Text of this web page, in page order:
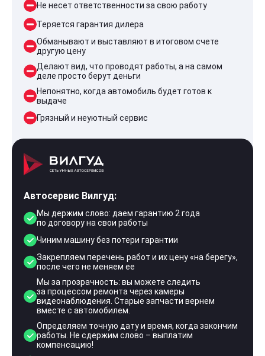
Не несет ответственности за свою работу
Теряется гарантия дилера
Обманывают и выставляют в итоговом счете
другую цену
Делают вид, что проводят работы, а на самом
деле просто берут деньги
Непонятно, когда автомобиль будет готов к
выдаче
Грязный и неуютный сервис
Автосервис Вилгуд:
Мы держим слово: даем гарантию 2 года
по договору на свои работы
Чиним машину без потери гарантии
Закрепляем перечень работ и их цену «на берегу»,
после чего не меняем ее
Мы за прозрачность: вы можете следить
за процессом ремонта через камеры
видеонаблюдения. Старые запчасти вернем
вместе с автомобилем.
Определяем точную дату и время, когда закончим
работы. Не сдержим слово – выплатим
компенсацию!